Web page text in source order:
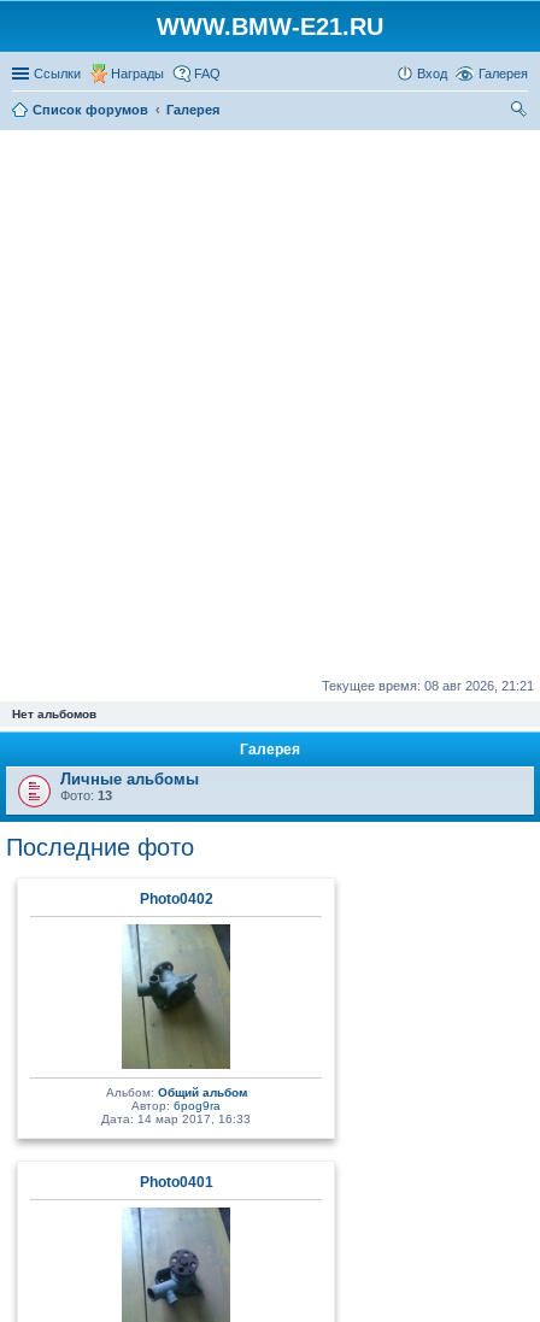
WWW.BMW-E21.RU
Ссылки Награды Галерея
FAQ Вход
Список форумов
Галерея
Текущее время: 08 авг 2026, 21:21
Нет альбомов
Галерея
Личные альбомы
Фото: 13
Последние фото
Photo0402
Альбом: Общий альбом
Автор: 6pog9ra
Дата: 14 мар 2017, 16:33
Photo0401